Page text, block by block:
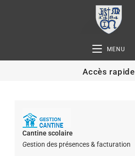
MENU
Accès rapide
Cantine scolaire
Gestion des présences & facturation